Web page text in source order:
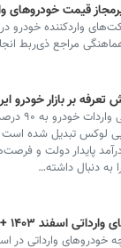
قیمت خودروهای
واردکننده خودرو
مراجع ذی‌ربط
تعرفه بر بازار
با
لوکس تبدیل شده
پایدار دولت و
دنبال داشته…
۱۴۰۳ + ثبت نام، قیمت، شرایط و سایت
وارداتی در اسفند ۱۴۰۳